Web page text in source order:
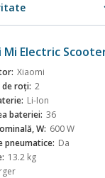
Mi Electric
Xiaomi
de roți: 2
Li-Ion
bateriei: 36
W: 600 W
pneumatice: Da
13.2 kg